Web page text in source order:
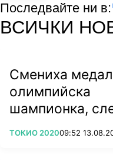
Последвайте ни в:
ВСИЧКИ
Смениха
олимпийска
шампионка,
японски кмет
ПОВЕЧЕ ОТ
ТОКИО 202009:52